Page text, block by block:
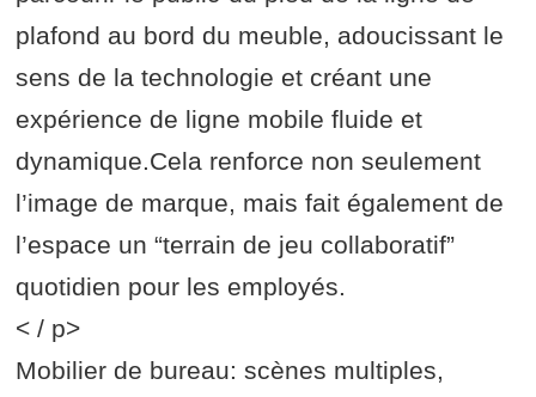
plafond au bord du meuble, adoucissant le
sens de la technologie et créant une
expérience de ligne mobile fluide et
dynamique.Cela renforce non seulement
l’image de marque, mais fait également de
l’espace un “terrain de jeu collaboratif”
quotidien pour les employés.
< / p>
Mobilier de bureau: scènes multiples,